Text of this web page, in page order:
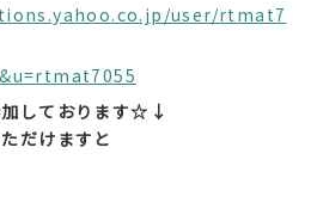
user/rtmat7
しております☆↓
だけますと